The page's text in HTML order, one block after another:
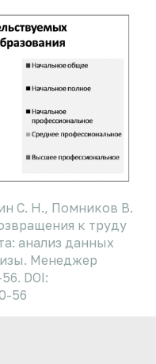
С. Н., Помников В.
к труду
анализ данных
Менеджер
DOI:
56